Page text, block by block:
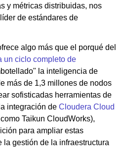
y métricas distribuidas, nos
de estándares de
algo más que el porqué del
un ciclo completo de
la inteligencia de
más de 1,3 millones de nodos
sofisticadas herramientas de
integración de Cloudera Cloud
Taikun CloudWorks),
para ampliar estas
la gestión de la infraestructura